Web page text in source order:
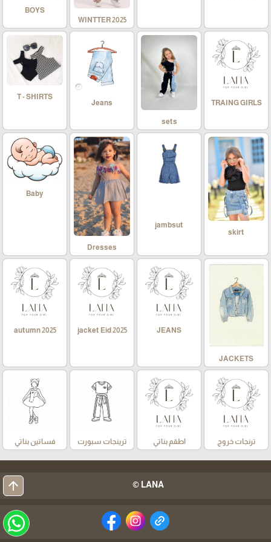
WINTTER 2025
BOYS
TRAING GIRLS
sets
Jeans
T - SHIRTS
skirt
jambsut
Dresses
Baby
JACKETS
JEANS
jacket Eid 2025
autumn 2025
ترنجات خروج اطقم بناتي ترينجات سبورت فساتين بناتي
LANA ©
arrow_upward